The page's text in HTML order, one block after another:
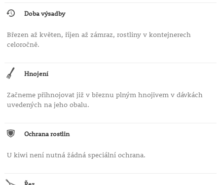
Doba výsadby
Březen až květen, říjen až zámraz, rostliny v kontejnerech
celoročně.
Hnojení
Začneme přihnojovat již v březnu plným hnojivem v dávkách
uvedených na jeho obalu.
Ochrana rostlin
U kiwi není nutná žádná speciální ochrana.